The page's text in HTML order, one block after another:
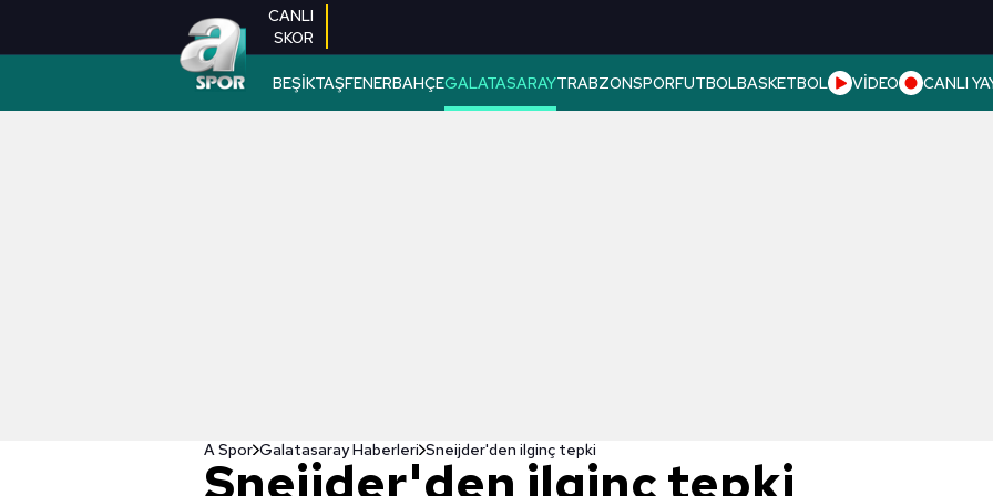
CANLI
SKOR
BEŞİKTAŞFENERBAHÇEGALATASARAYTRABZONSPORFUTBOLBASKETBOL VİDEO CANLI
A Spor Galatasaray Haberleri Sneijder'den ilginç tepki
Sneijder'den ilginç tepki